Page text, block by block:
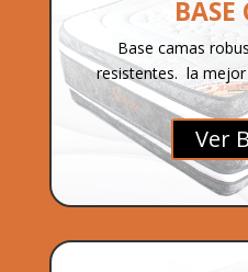
Base camas
resistentes. la
Ver